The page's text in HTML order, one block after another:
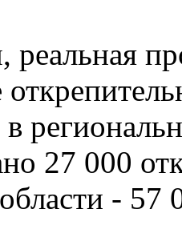
реальная
27 000
- 57